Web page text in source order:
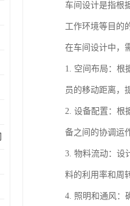
车间设计是指根
工作环境等目的
在车间设计中，
1. 空间布局：根
员的移动距离，
2. 设备配置：根
备之间的协调运
3. 物料流动：设
料的利用率和周
4. 照明和通风：